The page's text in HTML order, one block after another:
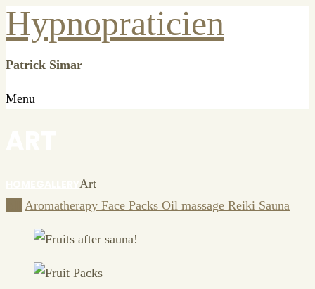
Hypnopraticien
Patrick Simar
Menu
Art
Aromatherapy Face Packs Oil massage Reiki Sauna